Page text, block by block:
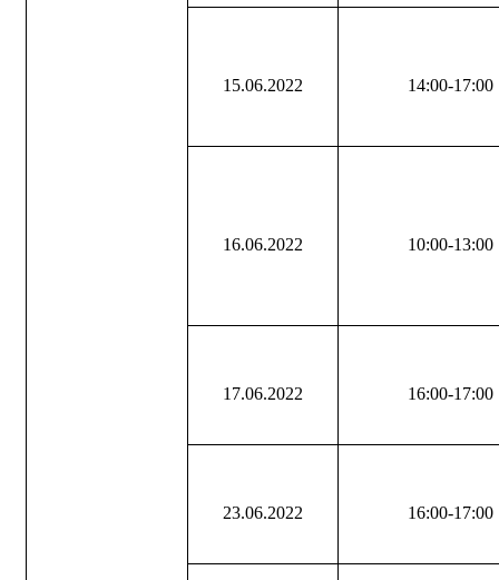
15.06.2022 14:00-17:00
16.06.2022 10:00-13:00
17.06.2022 16:00-17:00
23.06.2022 16:00-17:00